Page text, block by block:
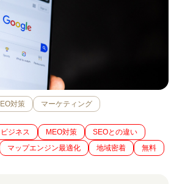
対策 マーケティング
ジネス MEO対策
SEOとの違い
マップエンジン最適化 地域密着 無料